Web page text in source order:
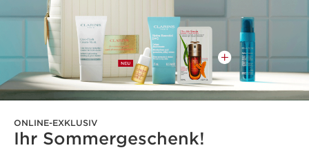
ONLINE-EXKLUSIV
Ihr Sommergeschenk!